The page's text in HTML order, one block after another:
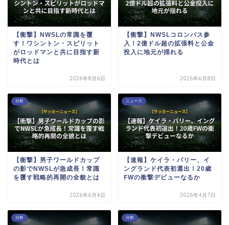
【衝撃】NWSLの常識を覆
す！ワシントン・スピリット
がロッドマンと共に目指す新
時代とは
2026年8月6日
【衝撃】NWSLコロンバス参
入！2億ドル超の拡張料と公金
投入に地元が揺れる
2026年6月8日
分析
【衝撃】男子ワールドカップ
の影でNWSLが急成長！常識
を覆す戦略的再開の全貌とは
2026年6月4日
ニュース
【速報】ケイラ・バリー、イ
ングランド代表初選出！20歳
FWの衝撃デビューなるか
2026年4月7日
分析 分析